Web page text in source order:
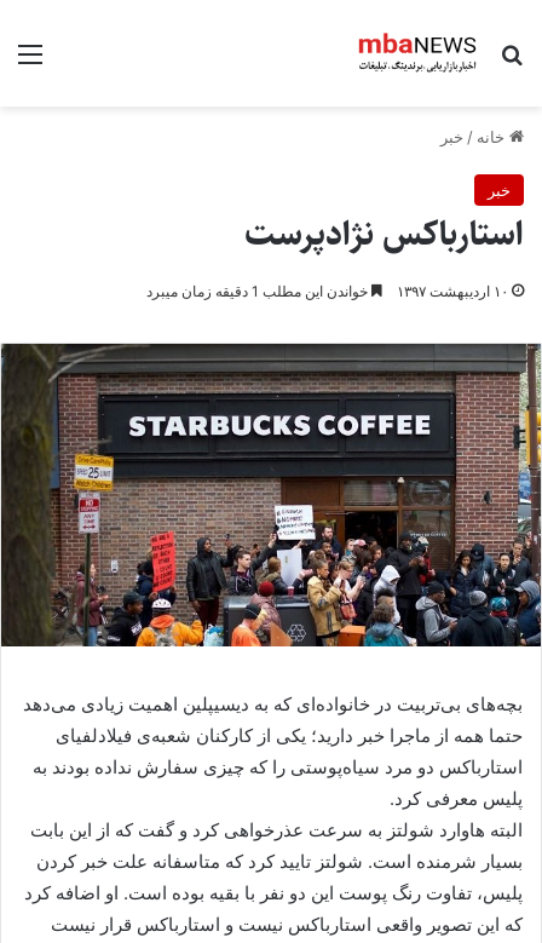
جستجو برای
خانه / خبر
خبر
استارباکس نژادپرست
۱۰ اردیبهشت ۱۳۹۷ خواندن این مطلب 1 دقیقه زمان میبرد
بچه‌های بی‌تربیت در خانواده‌ای که به دیسیپلین اهمیت زیادی می‌دهد
حتما همه از ماجرا خبر دارید؛ یکی از کارکنان شعبه‌ی فیلادلفیای
استارباکس دو مرد سیاه‌پوستی را که چیزی سفارش نداده بودند به
پلیس معرفی کرد.
البته هاوارد شولتز به سرعت عذرخواهی کرد و گفت که از این بابت
بسیار شرمنده است. شولتز تایید کرد که متاسفانه علت خبر کردن
پلیس، تفاوت رنگ پوست این دو نفر با بقیه بوده است. او اضافه کرد
که این تصویر واقعی استارباکس نیست و استارباکس قرار نیست